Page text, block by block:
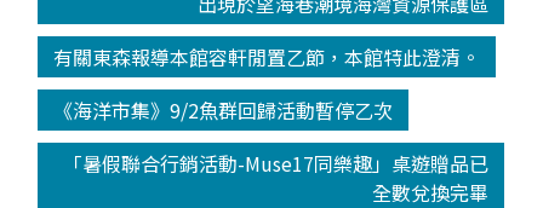
有關東森報導本館容軒閒置乙節，本館特此澄清。
《海洋市集》9/2魚群回歸活動暫停乙次
「暑假聯合行銷活動-Muse17同樂趣」桌遊贈品已
全數兌換完畢